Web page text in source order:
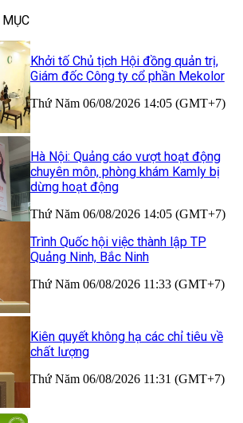
MỤC
Khởi tố Chủ tịch Hội đồng quản trị,
Giám đốc Công ty cổ phần Mekolor
Thứ Năm 06/08/2026 14:05 (GMT+7)
Hà Nội: Quảng cáo vượt hoạt động
chuyên môn, phòng khám Kamly bị
dừng hoạt động
Thứ Năm 06/08/2026 14:05 (GMT+7)
Trình Quốc hội việc thành lập TP
Quảng Ninh, Bắc Ninh
Thứ Năm 06/08/2026 11:33 (GMT+7)
Kiên quyết không hạ các chỉ tiêu về
chất lượng
Thứ Năm 06/08/2026 11:31 (GMT+7)